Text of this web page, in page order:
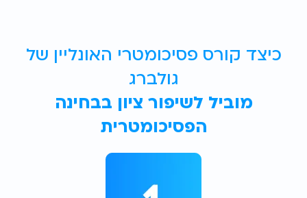
כיצד קורס פסיכומטרי האונליין של
גולברג
מוביל לשיפור ציון בבחינה
הפסיכומטרית